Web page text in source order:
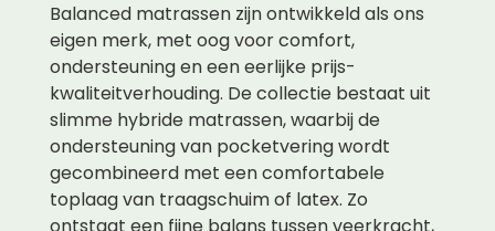
Balanced matrassen zijn ontwikkeld als ons
eigen merk, met oog voor comfort,
ondersteuning en een eerlijke prijs-
kwaliteitverhouding. De collectie bestaat uit
slimme hybride matrassen, waarbij de
ondersteuning van pocketvering wordt
gecombineerd met een comfortabele
toplaag van traagschuim of latex. Zo